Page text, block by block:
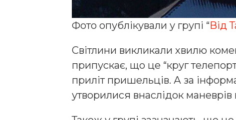
Фото опублікували у групі “Від
Світлини викликали хвилю
припускає, що це “круг
приліт пришельців. А за
утворилися внаслідок маневрів